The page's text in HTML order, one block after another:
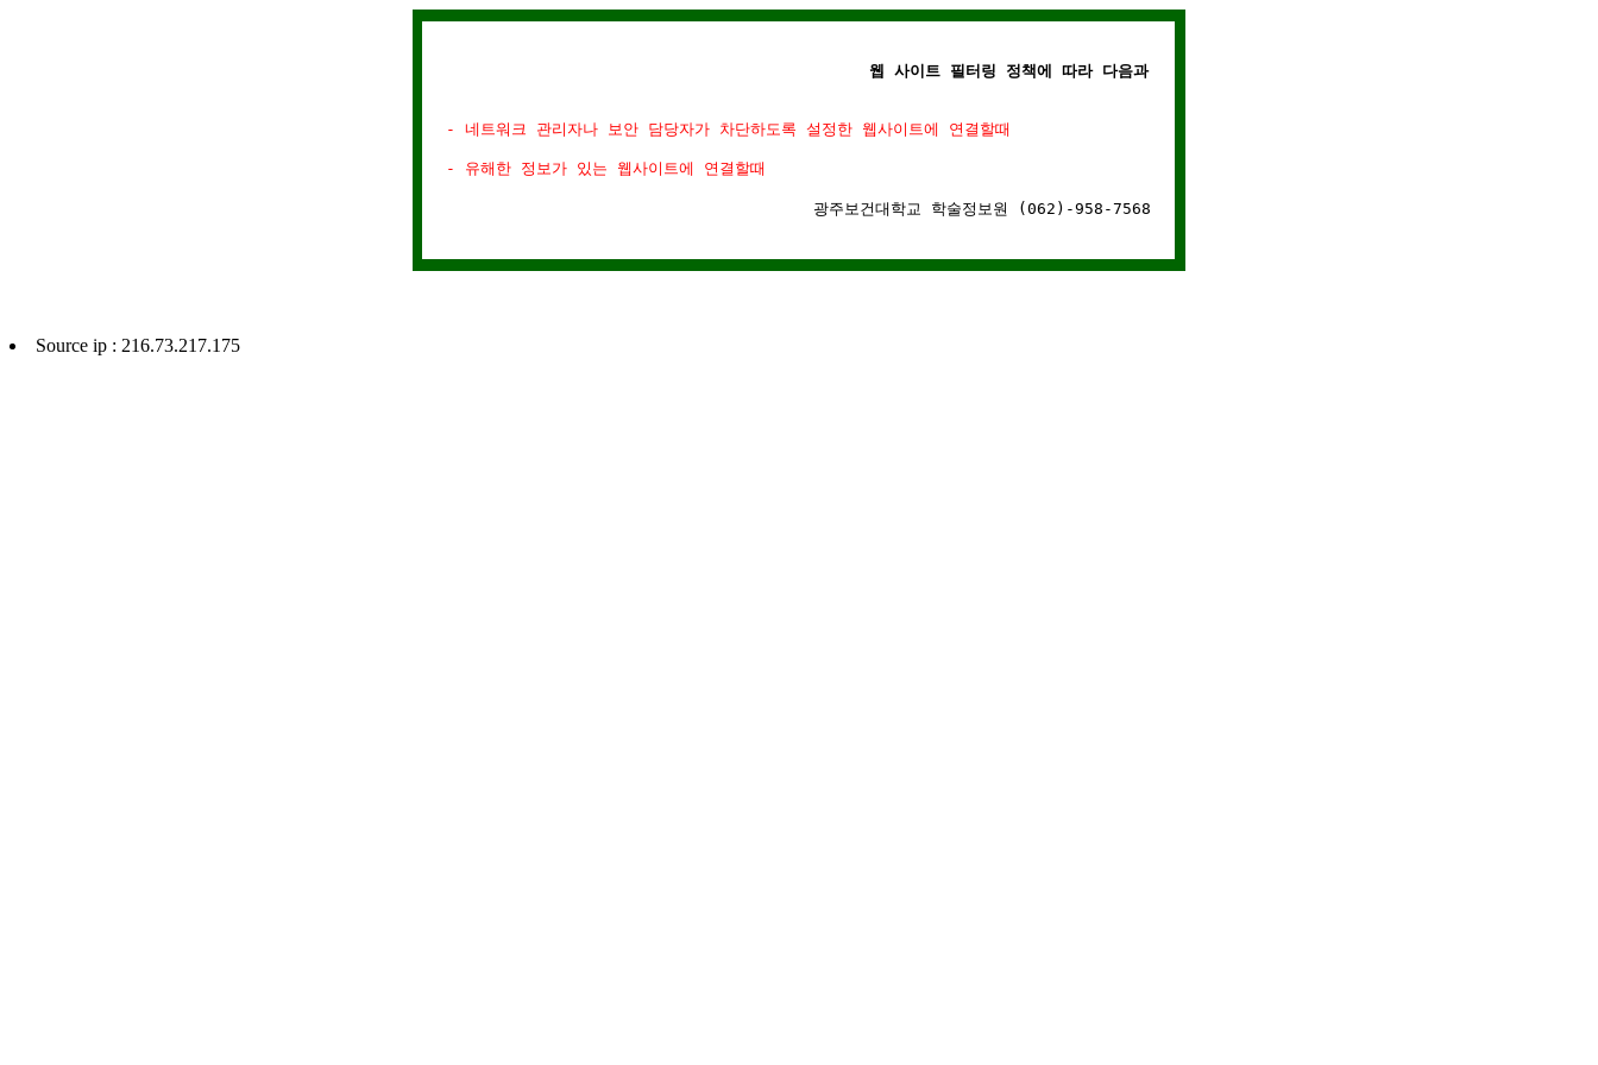
웹 사이트 필터링 정책에 따라 다음과 같은 경우에는 웹사이트 연결이 차단됩니다.
- 네트워크 관리자나 보안 담당자가 차단하도록 설정한 웹사이트에 연결할때
- 유해한 정보가 있는 웹사이트에 연결할때
광주보건대학교 학술정보원 (062)-958-7568
Source ip : 216.73.217.175